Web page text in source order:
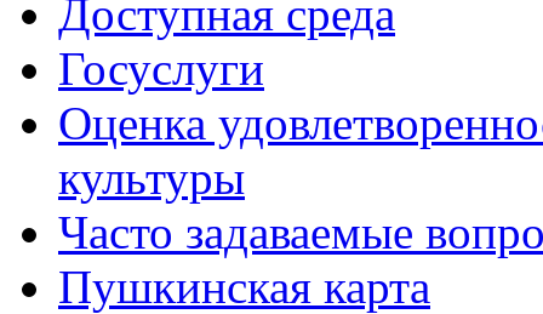
Доступная среда
Госуслуги
Оценка
культуры
Часто задаваемые
Пушкинская карта